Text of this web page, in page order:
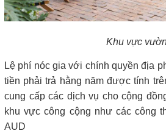
Khu vực
Lệ phí nóc gia với chính quyền địa
tiền phải trả hằng năm được tính
cung cấp các dịch vụ cho cộng
khu vực công cộng như các công
AUD